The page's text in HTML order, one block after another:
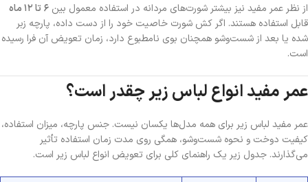
از نظر عمر مفید نیز بیشتر شورت‌های مردانه در استفاده معمول بین ۶ تا ۱۲ ماه
قابل استفاده هستند. اگر کش شورت خاصیت خود را از دست داده، پارچه زبر
شده یا بعد از شست‌وشو همچنان بوی نامطبوع دارد، زمان تعویض آن فرا رسیده
است.
عمر مفید انواع لباس زیر چقدر است؟
عمر مفید لباس زیر برای همه مدل‌ها یکسان نیست. جنس پارچه، میزان استفاده،
کیفیت دوخت و نحوه شست‌وشو، همگی روی مدت زمان استفاده تأثیر
می‌گذارند. جدول زیر یک راهنمای کلی برای تعویض انواع لباس زیر است.